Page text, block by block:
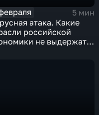
5 мин
атака. Какие
российской
не выдержат